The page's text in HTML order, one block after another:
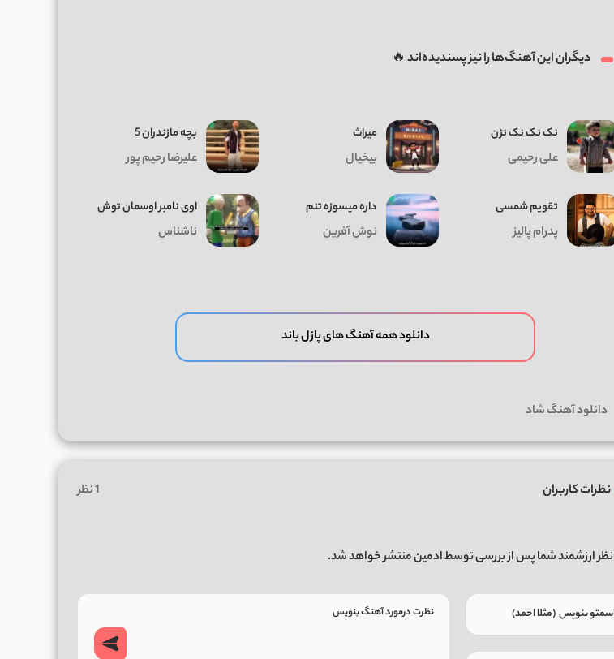
دیگران این آهنگ‌ها را نیز پسندیده‌اند 🔥
نک نک نک نزن
علی رحیمی
میراث
بیخیال
بچه مازندران 5
علیرضا رحیم پور
تقویم شمسی
پدرام پالیز
داره میسوزه تنم
نوش آفرین
اوی نامبر اوسمان توش
ناشناس
دانلود همه آهنگ های پازل باند
دانلود آهنگ شاد
نظرات کاربران 1 نظر
نظر ارزشمند شما پس از بررسی توسط ادمین منتشر خواهد شد.